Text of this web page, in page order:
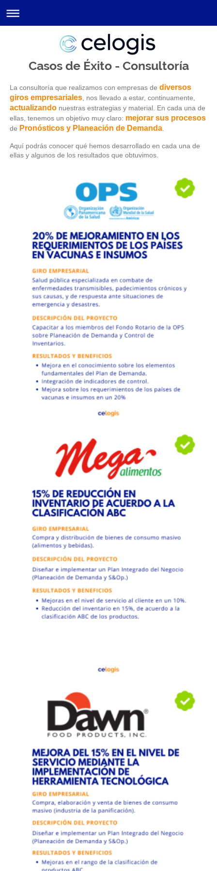
Casos de Éxito - Consultoría
La consultoría que realizamos con empresas de diversos
giros empresariales , nos llevado a estar, continuamente,
actualizando nuestras estrategias y material. En cada una de
ellas, tenemos un objetivo muy claro: mejorar sus procesos
de Pronósticos y Planeación de Demanda
Aquí podrás conocer qué hemos desarrollado en cada una de
ellas y algunos de los resultados que obtuvimos.